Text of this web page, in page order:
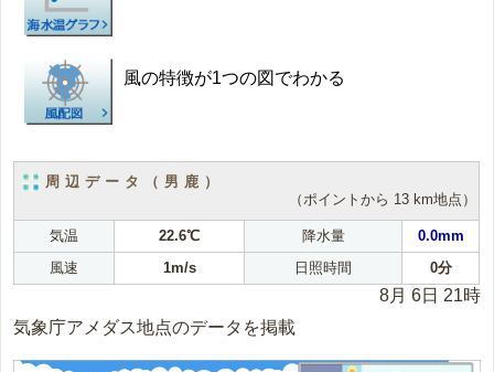
風の特徴が1つの図でわかる
周辺データ（男鹿）
（ポイントから 13 km地点）
気温 22.6℃ 降水量
0.0mm
風速
1m/s 日照時間 0分
8月 6日 21時
気象庁アメダス地点のデータを掲載